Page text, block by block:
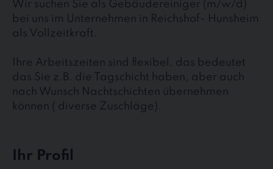
Wir suchen Sie als Gebäudereiniger (m/w/d)
bei uns im Unternehmen in Reichshof- Hunsheim
als Vollzeitkraft.
Ihre Arbeitszeiten sind flexibel, das bedeutet
das Sie z.B. die Tagschicht haben, aber auch
nach Wunsch Nachtschichten übernehmen
können ( diverse Zuschläge).
Ihr Profil